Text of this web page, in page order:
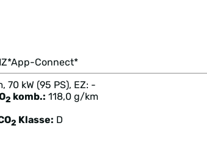
Connect*
70 kW (95 PS), EZ: -
2 komb.: 118,0 g/km
2 Klasse: D